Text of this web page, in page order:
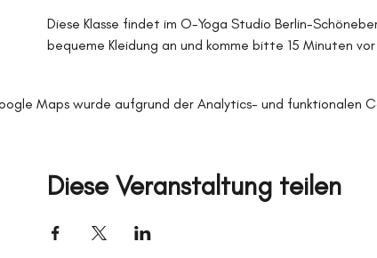
Diese Klasse findet im O-Yoga Studio Berlin-
bequeme Kleidung an und komme bitte 15 Minuten vor
Maps wurde aufgrund der Analytics- und funktionalen
Diese Veranstaltung teilen